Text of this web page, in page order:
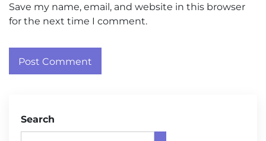
Save my name, email, and website in this browser
for the next time I comment.
Search